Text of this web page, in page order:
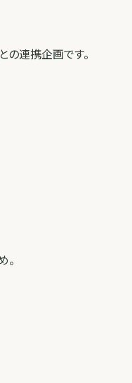
との連携企画です。